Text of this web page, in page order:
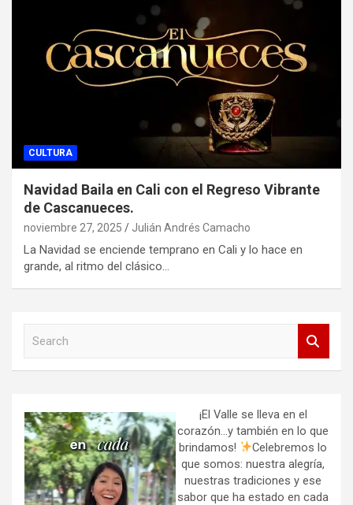
CULTURA
Navidad Baila en Cali con el Regreso Vibrante
de Cascanueces.
noviembre 27, 2025 Julián Andrés Camacho
La Navidad se enciende temprano en Cali y lo hace en
grande, al ritmo del clásico…
h
¡El Valle se lleva en el
corazón…y también en lo que
brindamos!
Celebremos lo
que somos: nuestra alegría,
nuestras tradiciones y ese
sabor que ha estado en cada